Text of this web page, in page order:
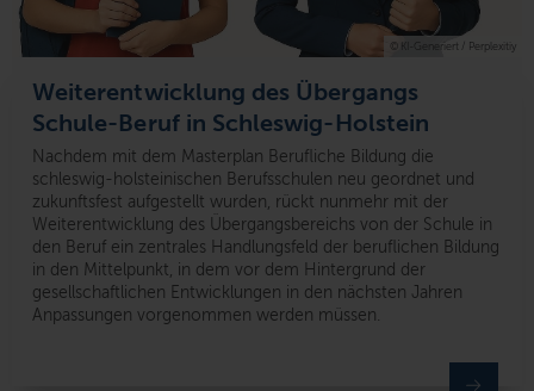
Weiterentwicklung des Übergangs
Schule-Beruf in Schleswig-Holstein
Nachdem mit dem Masterplan Berufliche Bildung die
schleswig-holsteinischen Berufsschulen neu geordnet und
zukunftsfest aufgestellt wurden, rückt nunmehr mit der
Weiterentwicklung des Übergangsbereichs von der Schule in
den Beruf ein zentrales Handlungsfeld der beruflichen Bildung
in den Mittelpunkt, in dem vor dem Hintergrund der
gesellschaftlichen Entwicklungen in den nächsten Jahren
Anpassungen vorgenommen werden müssen.
© KI-Generiert / Perplexitiy